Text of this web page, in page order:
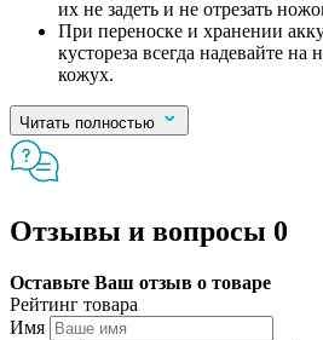
их не задеть и не отрезать
При переноске и хранении
кустореза всегда надевайте
кожух.
Читать полностью
Отзывы и вопросы 0
Оставьте Ваш отзыв о товаре
Рейтинг товара
Имя